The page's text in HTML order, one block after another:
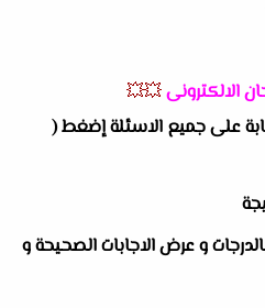
الالكترونى💥💥
على جميع الاسئلة إضغط (
و عرض الاجابات الصحيحة و